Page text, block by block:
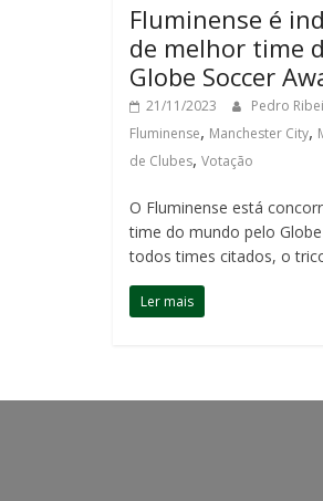
Fluminense é
de melhor time
Globe Soccer
21/11/2023 Pedro
Fluminense, Manchester City,
de Clubes, Votação
O Fluminense está
time do mundo pelo
todos times citados, o
Ler mais